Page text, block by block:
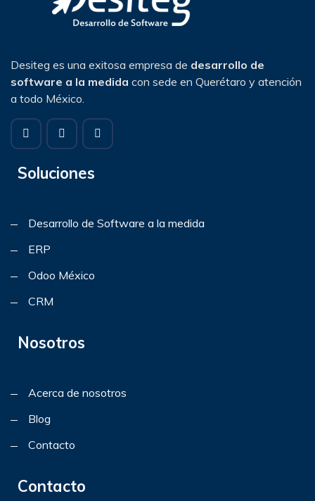
Desiteg es una exitosa empresa de desarrollo de
software a la medida con sede en Querétaro y atención
a todo México.
Soluciones
Desarrollo de Software a la medida
ERP
Odoo México
CRM
Nosotros
Acerca de nosotros
Blog
Contacto
Contacto